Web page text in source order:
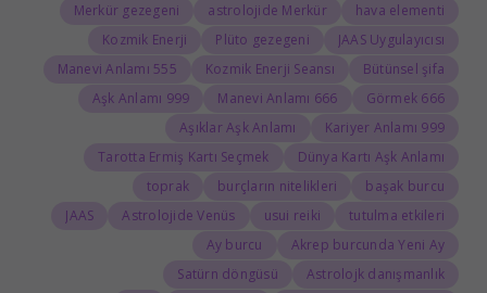
hava elementi
astrolojide Merkür
Merkür gezegeni
JAAS Uygulayıcısı
Plüto gezegeni
Kozmik Enerji
Bütünsel şifa
Kozmik Enerji Seansı
555 Manevi Anlamı
666 Görmek
666 Manevi Anlamı
999 Aşk Anlamı
999 Kariyer Anlamı
Aşıklar Aşk Anlamı
Dünya Kartı Aşk Anlamı
Tarotta Ermiş Kartı Seçmek
başak burcu
burçların nitelikleri
toprak
tutulma etkileri
usui reiki
Astrolojide Venüs
JAAS
Akrep burcunda Yeni Ay
Ay burcu
Astrolojk danışmanlık
Satürn döngüsü